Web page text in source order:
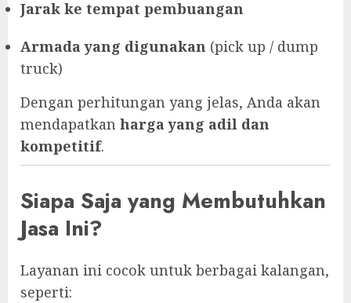
Jarak ke tempat pembuangan
Armada yang digunakan (pick up / dump
truck)
Dengan perhitungan yang jelas, Anda akan
mendapatkan harga yang adil dan
kompetitif.
Siapa Saja yang Membutuhkan
Jasa Ini?
Layanan ini cocok untuk berbagai kalangan,
seperti: